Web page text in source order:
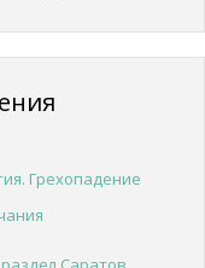
Грехопадение